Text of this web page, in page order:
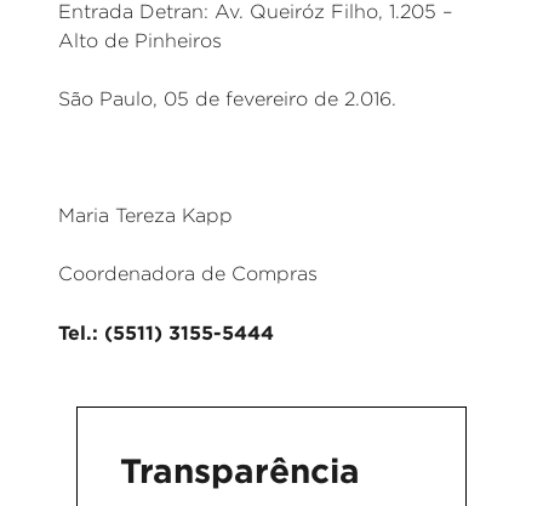
Entrada Detran: Av. Queiróz Filho, 1.205 –
Alto de Pinheiros
São Paulo, 05 de fevereiro de 2.016.
Maria Tereza Kapp
Coordenadora de Compras
Tel.: (5511) 3155-5444
Transparência